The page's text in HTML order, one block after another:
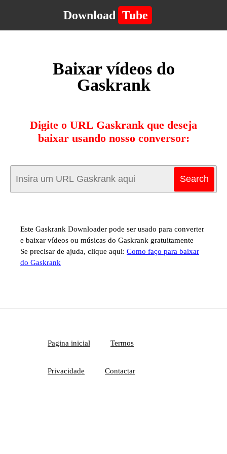
Download Tube
Baixar vídeos do
Gaskrank
Digite o URL Gaskrank que deseja
baixar usando nosso conversor:
Este Gaskrank Downloader pode ser usado para converter
e baixar vídeos ou músicas do Gaskrank gratuitamente
Se precisar de ajuda, clique aqui: Como faço para baixar
do Gaskrank
Pagina inicial Termos
Privacidade Contactar